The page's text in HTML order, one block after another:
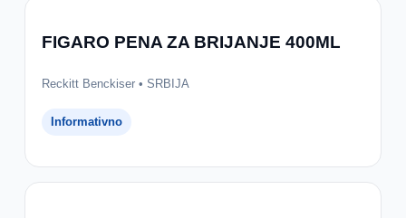
FIGARO PENA ZA BRIJANJE 400ML
Reckitt Benckiser • SRBIJA
Informativno